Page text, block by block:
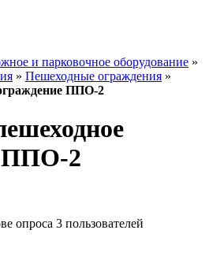
и парковочное оборудование »
» Пешеходные ограждения »
ППО-2
ППО-2
опроса 3 пользователей